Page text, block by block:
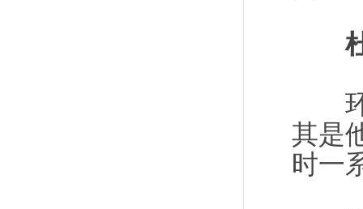
环
其是
时一